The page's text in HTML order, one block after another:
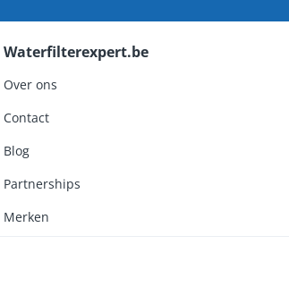
Waterfilterexpert.be
Over ons
Contact
Blog
Partnerships
Merken